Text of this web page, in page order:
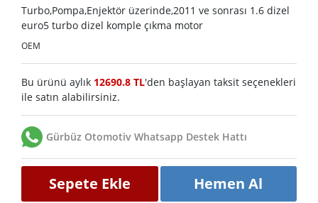
Turbo,Pompa,Enjektör üzerinde,2011 ve sonrası 1.6 dizel
euro5 turbo dizel komple çıkma motor
OEM
Bu ürünü aylık 12690.8 TL'den başlayan taksit seçenekleri
ile satın alabilirsiniz.
Gürbüz Otomotiv Whatsapp Destek Hattı
Sepete Ekle Hemen Al